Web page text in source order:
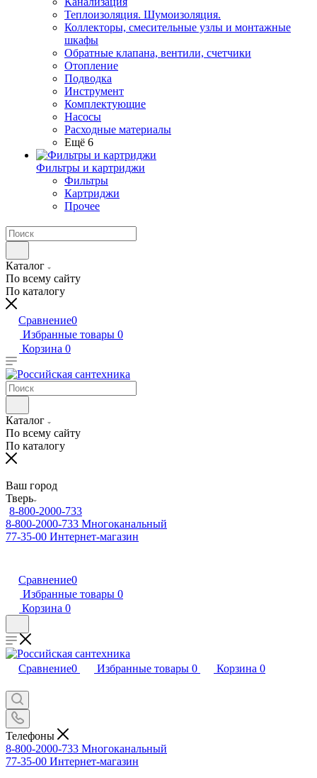
Теплоизоляция. Шумоизоляция.
Коллекторы, смесительные узлы и монтажные
шкафы
Обратные клапана, вентили, счетчики
Отопление
Подводка
Инструмент
Комплектующие
Насосы
Расходные материалы
Ещё 6
Фильтры и картриджи
Фильтры
Картриджи
Прочее
Каталог
По всему сайту
По каталогу
Сравнение0
Избранные товары 0
Корзина 0
Каталог
По всему сайту
По каталогу
Ваш город
Тверь
8-800-2000-733
8-800-2000-733 Многоканальный
77-35-00 Интернет-магазин
Сравнение0
Избранные товары 0
Корзина 0
Сравнение0 Избранные товары 0 Корзина 0
Телефоны
8-800-2000-733 Многоканальный
77-35-00 Интернет-магазин